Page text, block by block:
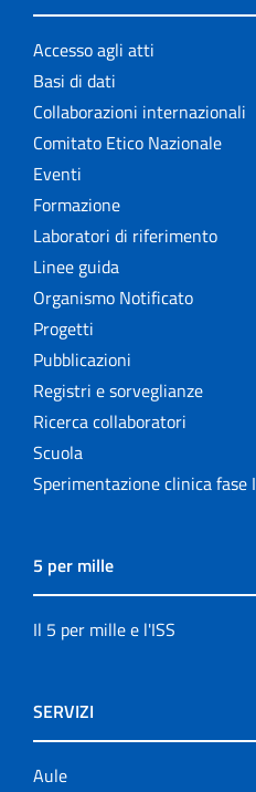
Accesso agli atti
Basi di dati
Collaborazioni internazionali
Comitato Etico Nazionale
Eventi
Formazione
Laboratori di riferimento
Linee guida
Organismo Notificato
Progetti
Pubblicazioni
Registri e sorveglianze
Ricerca collaboratori
Scuola
Sperimentazione clinica fase I
5 per mille
Il 5 per mille e l'ISS
SERVIZI
Aule